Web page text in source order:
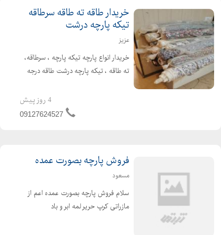
خریدار طاقه ته طاقه سرطاقه
تیکه پارچه درشت
عزیز
خریدار انواع پارچه تیکه پارچه ، سرطاقه،
ته طاقه ، تیکه پارچه درشت طاقه درجه
پارچه ها مانتویی ، مجلسی ، تریکو ،
پیراهنی و... خرید از سراسر کشور در اسرع
4 روز پیش
09127624527
فروش پارچه بصورت عمده
مسعود
سلام فروش پارچه بصورت عمده اعم از
مازراتی کرپ حریر لمه ابر و باد